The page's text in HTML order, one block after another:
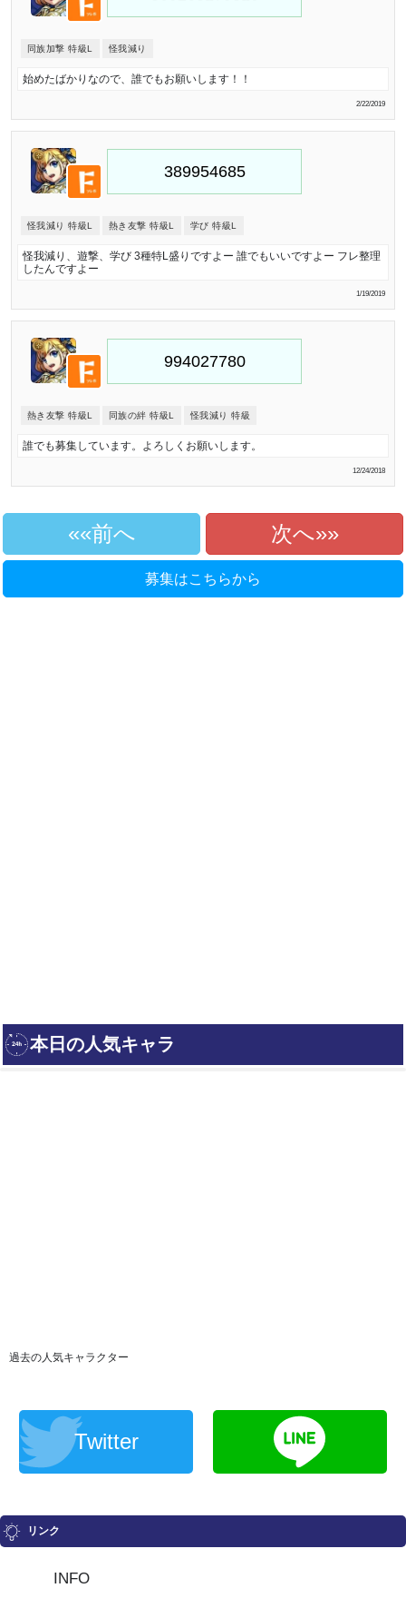
同族加撃 特級L 怪我減り
始めたばかりなので、誰でもお願いします！！
2/22/2019
怪我減り 特級L 熱き友撃 特級L 学び 特級L
怪我減り、遊撃、学び 3種特L盛りですよー 誰でもいいですよー フレ整理
したんですよー
1/19/2019
熱き友撃 特級L 同族の絆 特級L 怪我減り 特級
誰でも募集しています。よろしくお願いします。
12/24/2018
«前へ 次へ»
募集はこちらから
過去の人気キャラクター
Twitter
リンク
INFO